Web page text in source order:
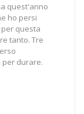
quest'anno
ho persi
questa
tanto. Tre
per durare.